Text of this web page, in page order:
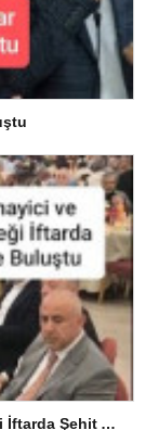
Arnavutköy Sanayici ve İş İnsanları Derneği İftarda Şehit Aileleriyle Buluştu